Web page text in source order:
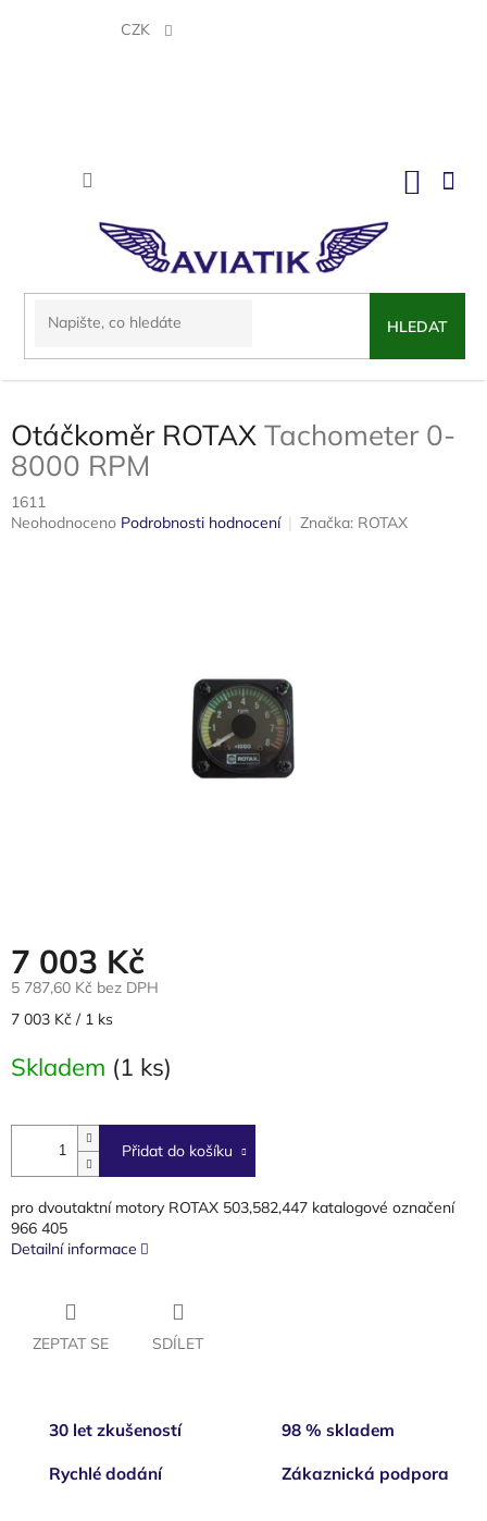
CZK
HLEDAT
Otáčkoměr ROTAX Tachometer 0-
8000 RPM
1611
Průměrné
Neohodnoceno Podrobnosti hodnocení Značka: ROTAX
7 003 Kč
5 787,60 Kč bez DPH
Měrná
7 003 Kč / 1 ks
Skladem (1 ks)
Přidat do košíku
pro dvoutaktní motory ROTAX 503,582,447 katalogové označení
966 405
Detailní informace
ZEPTAT SE SDÍLET
30 let zkušeností 98 % skladem
Rychlé dodání Zákaznická podpora